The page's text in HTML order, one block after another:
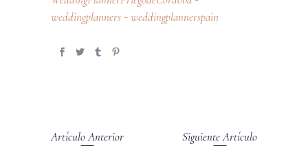
weddingplanners - weddingplannerspain
Artículo Anterior Siguiente Artículo